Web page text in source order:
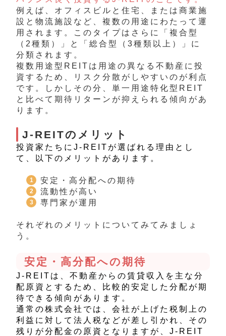
例えば、オフィスビルと住宅、または商業施
設と物流施設など、複数の用途にわたって運
用されます。このタイプはさらに「複合型
（2種類）」と「総合型（3種類以上）」に
分類されます。
複数用途型REITは用途の異なる不動産に投
資するため、リスク分散がしやすいのが利点
です。しかしその分、単一用途特化型REIT
と比べて期待リターンが抑えられる傾向があ
ります。
J-REITのメリット
投資家たちにJ-REITが選ばれる理由とし
て、以下のメリットがあります。
安定・高分配への期待
流動性が高い
専門家が運用
それぞれのメリットについてみてみましょ
う。
安定・高分配への期待
J-REITは、不動産からの賃貸収入を主な分
配原資とするため、比較的安定した分配が期
待できる傾向があります。
通常の株式会社では、会社が上げた税制上の
利益に対して法人税などが差し引かれ、その
残りが分配金の原資となりますが、J-REIT